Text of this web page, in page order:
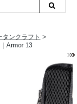
ンクラフト >
Armor 13